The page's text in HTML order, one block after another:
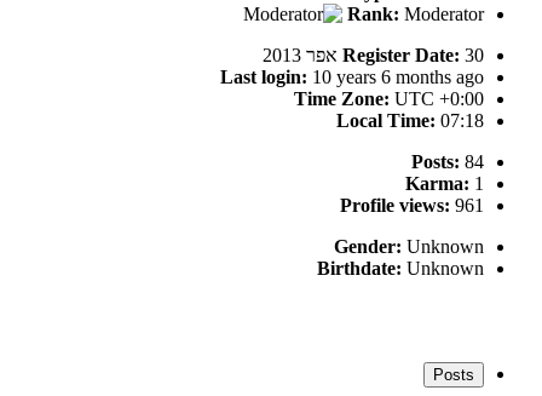
Rank: Moderator
Register Date: 30 אפר 2013
Last login: 10 years 6 months ago
Time Zone: UTC +0:00
Local Time: 07:18
Posts: 84
Karma: 1
Profile views: 961
Gender: Unknown
Birthdate: Unknown
Posts